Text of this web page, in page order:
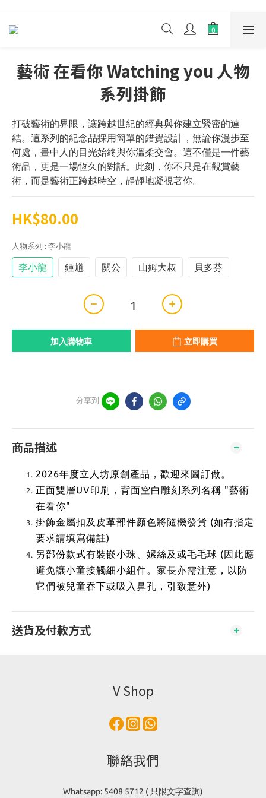
藝術 在看你 Watching you 人物
系列掛飾
打破藝術的界限，讓跨越世紀的經典與你建立緊密的連
結。這系列的紀念品採用簡單的錯覺設計，無論你漫步至
何處，畫中人的目光始終與你溫柔交會。這不僅是一件藝
術品，更是一場恆久的對話。此刻，你不只是在觀賞藝
術，而是藝術正跨越時空，靜靜地凝視著你。
HK$80.00
人物系列 : 李小龍
李小龍 鍾馗 關公 山姆大叔 貝多芬
加入購物車 立即購買
分享到
商品描述
2026年度立人坊原創產品，歡迎來圖訂做。
正面雙層UV印刷，背面空白雕刻系列名稱 "藝術
在看你"
掛飾金屬扣及皮革部件顏色將隨機發貨 (如有指定
要求請填寫備註)
另部份款式有裝嵌小珠、嫘絲及或毛毛球 (因此應
避免讓小童接觸細小組件。家長亦需注意，以防
它們被兒童吞下或吸入鼻孔，引致意外)
送貨及付款方式
V Shop
聯絡我們
Whatsapp: 5408 5712 ( 只限文字查詢)